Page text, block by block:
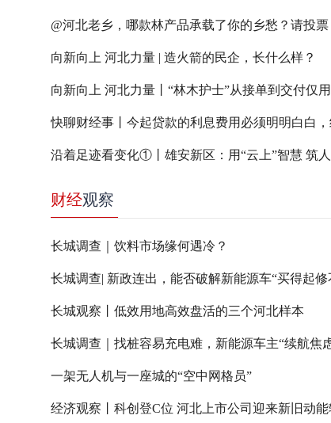
@河北老乡，哪款林产品承载了你的乡愁？请投票
向新向上 河北力量 | 造火箭的民企，长什么样？
沿着足迹看变化①丨雄安新区：用“云上”智慧 筑
财经观察
长城调查｜饮料市场缘何遇冷？
长城观察丨低效用地高效盘活的三个河北样本
长城调查｜找桩容易充电难，新能源车主“续航焦
一架无人机与一座城的“空中网格员”
经济观察丨科创登C位 河北上市公司迎来新旧动能